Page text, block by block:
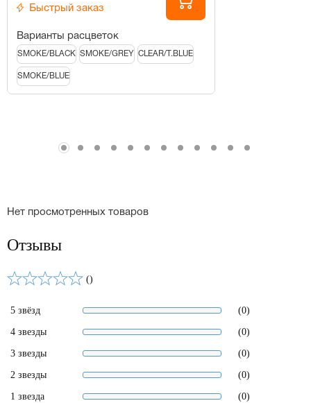
Быстрый заказ
Варианты расцветок
SMOKE/BLACK SMOKE/GREY CLEAR/T.BLUE
SMOKE/BLUE
Нет просмотренных товаров
Отзывы
()
5 звёзд (0)
4 звезды (0)
3 звезды (0)
2 звезды (0)
1 звезда (0)